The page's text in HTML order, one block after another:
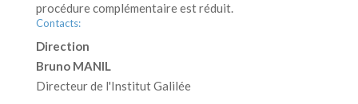
procédure complémentaire est réduit.
Contacts:
Direction
Bruno MANIL
Directeur de l'Institut Galilée